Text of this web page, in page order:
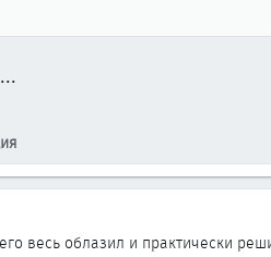
весь облазил и практически